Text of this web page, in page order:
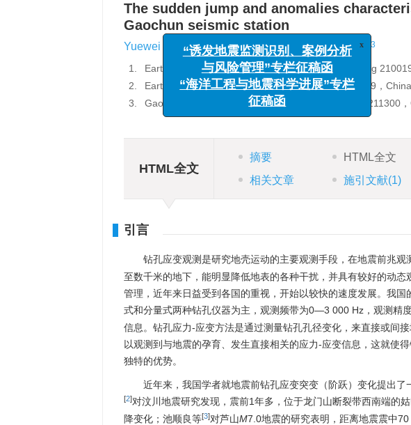
The sudden jump and anomalies
Gaochun seismic station
Yuewei Hou1, , , Jianhua Zheng , Xiaotian Xia 3
1.
Earthquake Warning Center of Nanjing City，Nanjing
2.
Earthquake Agency of Nanjing City，Nanjing 210019，China
3.
Gaochun Seismic Station of Nanjing City，Nanjing 211300
HTML全文
摘要 HTML全文
相关文章
施引文献(1)
引言
钻孔应变观测是研究地壳运动的主要观测手段，在地震前兆观
至数千米的地下，能明显降低地表的各种干扰，并具有较好的动
管理，近年来日益受到各国的重视，开始以较快的速度发展。我
式和分量式两种钻孔仪器为主，观测频带为0—3 000 Hz，观测精
信息。钻孔应力-应变方法是通过测量钻孔孔径变化，来直接或间
以观测到与地震的孕育、发生直接相关的应力-应变信息，这就使
独特的优势。
近年来，我国学者就地震前钻孔应变突变（阶跃）变化提出
[2]对汶川地震研究发现，震前1年多，位于龙门山断裂带西南端的
降变化；池顺良等[3]对芦山M7.0地震的研究表明，距离地震震中
与风险管理”专栏征稿函
“海洋工程与地震科学进展”专栏
征稿函